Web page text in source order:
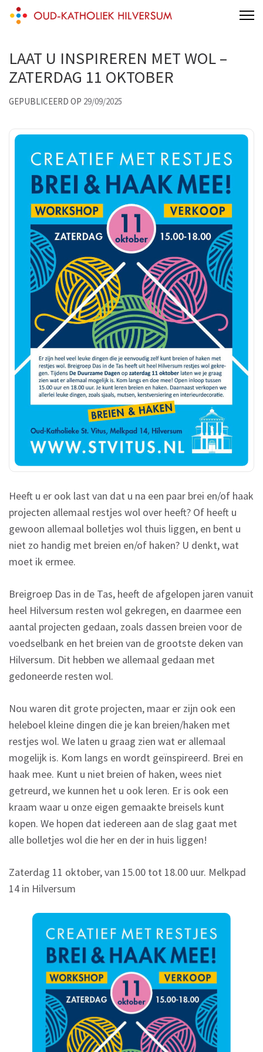
Skip
(Press
Enter)
Oud-katholiek Hilversum
aan 't Melkpad
LAAT U INSPIREREN MET WOL –
ZATERDAG 11 OKTOBER
GEPUBLICEERD OP 29/09/2025
Heeft u er ook last van dat u na een paar brei en/of haak
projecten allemaal restjes wol over heeft? Of heeft u
gewoon allemaal bolletjes wol thuis liggen, en bent u
niet zo handig met breien en/of haken? U denkt, wat
moet ik ermee.
Breigroep Das in de Tas, heeft de afgelopen jaren vanuit
heel Hilversum resten wol gekregen, en daarmee een
aantal projecten gedaan, zoals dassen breien voor de
voedselbank en het breien van de grootste deken van
Hilversum. Dit hebben we allemaal gedaan met
gedoneerde resten wol.
Nou waren dit grote projecten, maar er zijn ook een
heleboel kleine dingen die je kan breien/haken met
restjes wol. We laten u graag zien wat er allemaal
mogelijk is. Kom langs en wordt geïnspireerd. Brei en
haak mee. Kunt u niet breien of haken, wees niet
getreurd, we kunnen het u ook leren. Er is ook een
kraam waar u onze eigen gemaakte breisels kunt
kopen. We hopen dat iedereen aan de slag gaat met
alle bolletjes wol die her en der in huis liggen!
Zaterdag 11 oktober, van 15.00 tot 18.00 uur. Melkpad
14 in Hilversum